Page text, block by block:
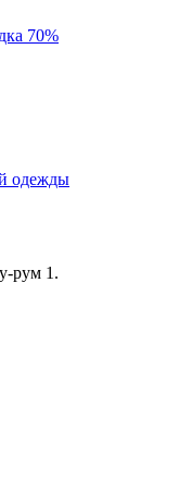
70%
рум 1.